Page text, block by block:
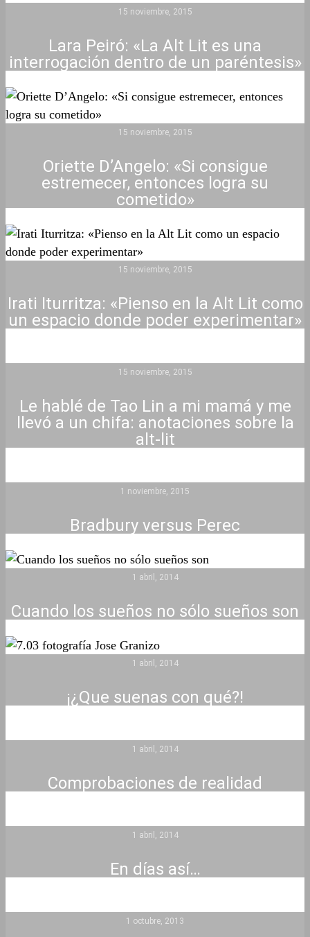
15 noviembre, 2015
Lara Peiró: «La Alt Lit es una
interrogación dentro de un paréntesis»
15 noviembre, 2015
Oriette D’Angelo: «Si consigue
estremecer, entonces logra su
cometido»
15 noviembre, 2015
Irati Iturritza: «Pienso en la Alt Lit como
un espacio donde poder experimentar»
15 noviembre, 2015
Le hablé de Tao Lin a mi mamá y me
llevó a un chifa: anotaciones sobre la
alt-lit
1 noviembre, 2015
Bradbury versus Perec
1 abril, 2014
Cuando los sueños no sólo sueños son
1 abril, 2014
¡¿Que suenas con qué?!
1 abril, 2014
Comprobaciones de realidad
1 abril, 2014
En días así…
1 octubre, 2013